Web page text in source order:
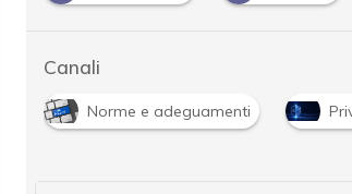
Canali
Norme e adeguamenti